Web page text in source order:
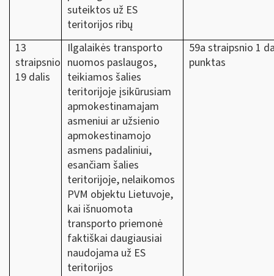
suteiktos už ES
teritorijos ribų
13
straipsnio
19 dalis
Ilgalaikės transporto
nuomos paslaugos,
teikiamos šalies
teritorijoje įsikūrusiam
apmokestinamajam
asmeniui ar užsienio
apmokestinamojo
asmens padaliniui,
esančiam šalies
teritorijoje, nelaikomos
PVM objektu Lietuvoje,
kai išnuomota
transporto priemonė
faktiškai daugiausiai
naudojama už ES
teritorijos
59a straipsnio 1
punktas